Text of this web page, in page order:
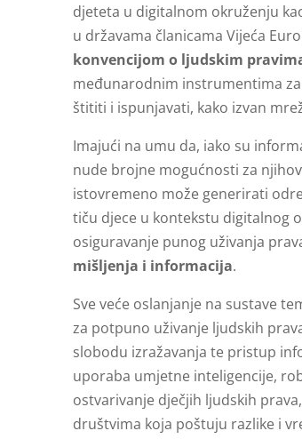
djeteta u digitalnom okruženju
u državama članicama Vijeća
konvencijom o ljudskim
međunarodnim instrumentima
štititi i ispunjavati, kako izvan
Imajući na umu da, iako su
nude brojne mogućnosti za
istovremeno može generirati
tiču ​​djece u kontekstu digitalnog
osiguravanje punog uživanja
mišljenja i informacija.
Sve veće oslanjanje na sustave
za potpuno uživanje ljudskih
slobodu izražavanja te pristup
uporaba umjetne inteligencije,
ostvarivanje dječjih ljudskih
društvima koja poštuju razlike i